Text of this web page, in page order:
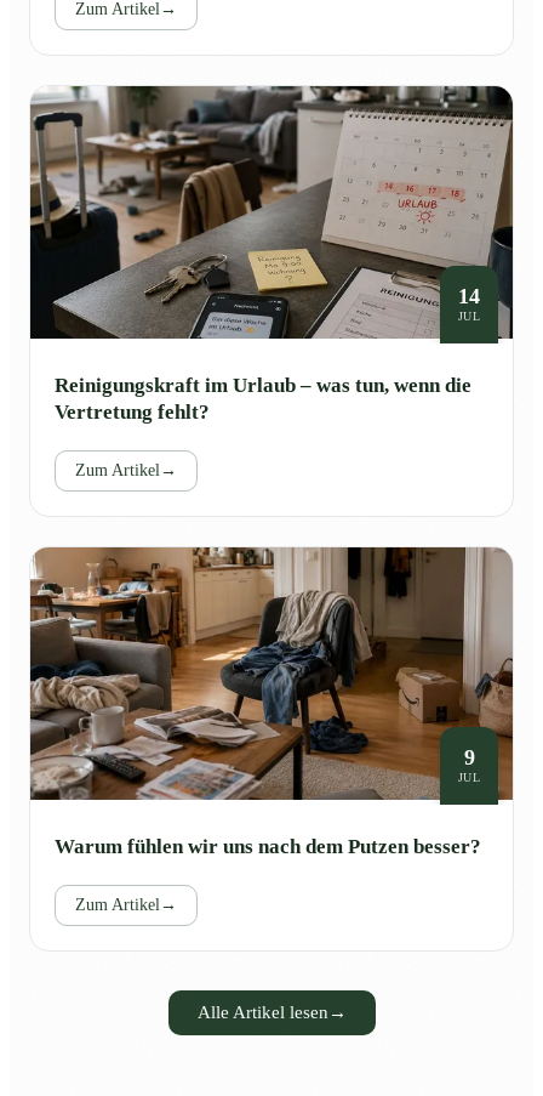
Zum Artikel →
14
JUL
Reinigungskraft im Urlaub – was tun, wenn die
Vertretung fehlt?
Zum Artikel →
9
JUL
Warum fühlen wir uns nach dem Putzen besser?
Zum Artikel →
Alle Artikel lesen →